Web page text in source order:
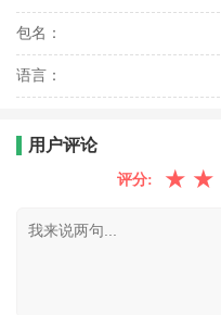
包名：
语言：
用户评论
评分: ★ ★